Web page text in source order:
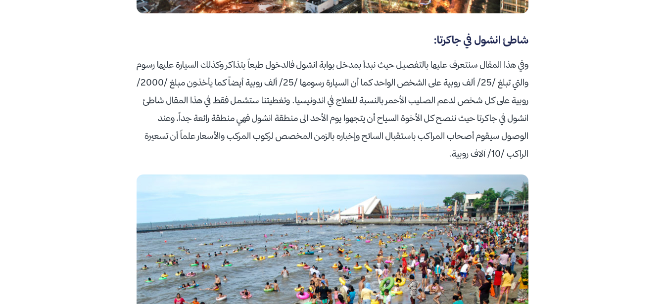
شاطئ انشول في جاكرتا:
وفي هذا المقال سنتعرف عليها بالتفصيل حيث نبدأ بمدخل بوابة انشول فالدخول طبعاً بتذاكر وكذلك السيارة عليها رسوم
والتي تبلغ /25/ ألف روبية على الشخص الواحد كما أن السيارة رسومها /25/ ألف روبية أيضاً كما يأخذون مبلغ /2000/
روبية على كل شخص لدعم الصليب الأحمر بالنسبة للعلاج في اندونيسيا. وتغطيتنا ستشمل فقط في هذا المقال شاطئ
انشول في جاكرتا حيث ننصح كل الأخوة السياح أن يتجهوا يوم الأحد الى منطقة انشول فهي منطقة رائعة جداً، وعند
الوصول سيقوم أصحاب المراكب باستقبال السائح وإخباره بالزمن المخصص لركوب المركب والأسعار علماً أن تسعيرة
الراكب /10/ آلاف روبية.